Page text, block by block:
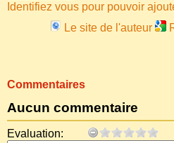
Identifiez vous pour pouvoir
Le site de l'auteur
Commentaires
Aucun commentaire
Evaluation: